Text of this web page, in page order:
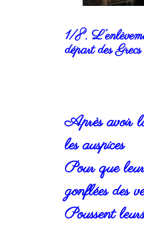
1/8.
départ des Grecs
Après avoir
les auspices
Pour que
gonflées des
Poussent